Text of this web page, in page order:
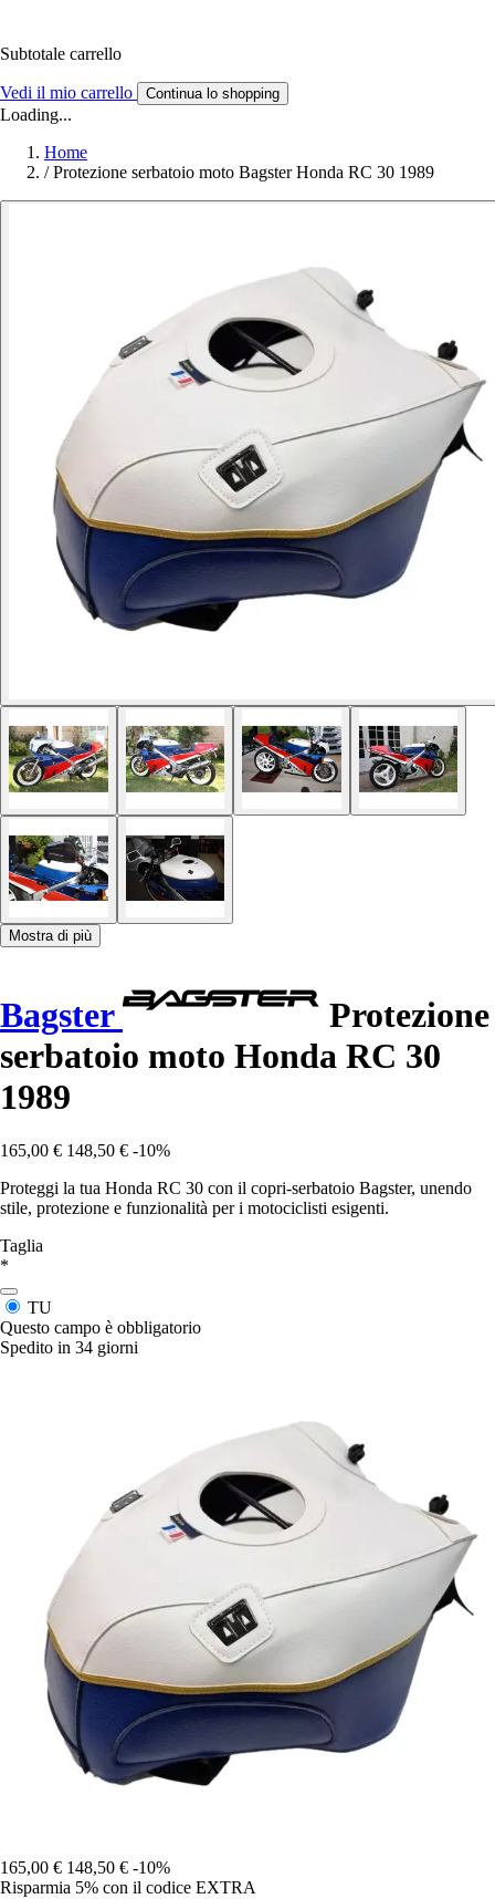
Subtotale carrello
Vedi il mio carrello Continua lo shopping
Loading...
Home
/ Protezione serbatoio moto Bagster Honda RC 30 1989
Mostra di più
Bagster
Protezione
serbatoio moto Honda RC 30
1989
165,00 € 148,50 € -10%
Proteggi la tua Honda RC 30 con il copri-serbatoio Bagster, unendo
stile, protezione e funzionalità per i motociclisti esigenti.
Taglia
*
TU
Questo campo è obbligatorio
Spedito in 34 giorni
165,00 € 148,50 € -10%
Risparmia 5% con il codice EXTRA